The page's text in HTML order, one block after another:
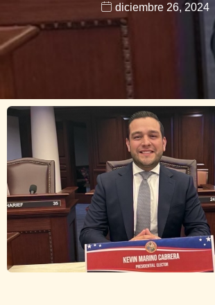
diciembre 26, 2024